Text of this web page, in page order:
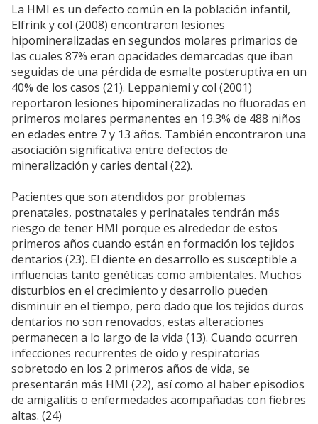
La HMI es un defecto común en la población infantil,
Elfrink y col (2008) encontraron lesiones
hipomineralizadas en segundos molares primarios de
las cuales 87% eran opacidades demarcadas que iban
seguidas de una pérdida de esmalte posteruptiva en un
40% de los casos (21). Leppaniemi y col (2001)
reportaron lesiones hipomineralizadas no fluoradas en
primeros molares permanentes en 19.3% de 488 niños
en edades entre 7 y 13 años. También encontraron una
asociación significativa entre defectos de
mineralización y caries dental (22).
Pacientes que son atendidos por problemas
prenatales, postnatales y perinatales tendrán más
riesgo de tener HMI porque es alrededor de estos
primeros años cuando están en formación los tejidos
dentarios (23). El diente en desarrollo es susceptible a
influencias tanto genéticas como ambientales. Muchos
disturbios en el crecimiento y desarrollo pueden
disminuir en el tiempo, pero dado que los tejidos duros
dentarios no son renovados, estas alteraciones
permanecen a lo largo de la vida (13). Cuando ocurren
infecciones recurrentes de oído y respiratorias
sobretodo en los 2 primeros años de vida, se
presentarán más HMI (22), así como al haber episodios
de amigalitis o enfermedades acompañadas con fiebres
altas. (24)